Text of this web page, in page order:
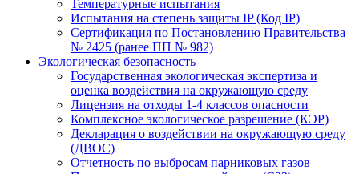
Температурные испытания
Испытания на степень защиты IP (Код IP)
Сертификация по Постановлению Правительства
№ 2425 (ранее ПП № 982)
Экологическая безопасность
Государственная экологическая экспертиза и
оценка воздействия на окружающую среду
Лицензия на отходы 1-4 классов опасности
Комплексное экологическое разрешение (КЭР)
Декларация о воздействии на окружающую среду
(ДВОС)
Отчетность по выбросам парниковых газов